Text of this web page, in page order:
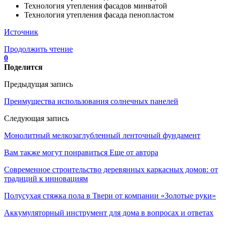
Технология утепления фасадов минватой
Технология утепления фасада пенопластом
Источник
Продолжить чтение
0
Поделится
Предыдущая запись
Преимущества использования солнечных панелей
Следующая запись
Монолитный мелкозаглубленный ленточный фундамент
Вам также могут понравиться Еще от автора
Современное строительство деревянных каркасных домов: от
традиций к инновациям
Полусухая стяжка пола в Твери от компании «Золотые руки»
Аккумуляторный инструмент для дома в вопросах и ответах